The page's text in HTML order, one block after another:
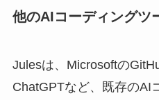
他のAIコーディングツ
Julesは、Microsoftの
ChatGPTなど、既存のAI